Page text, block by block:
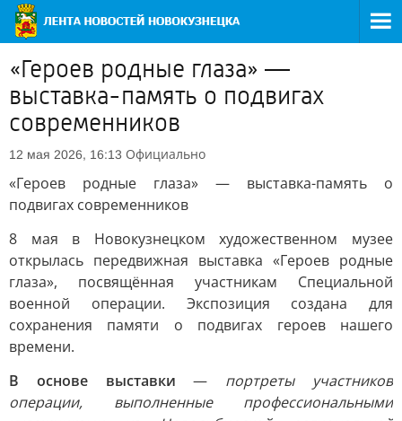
«Героев родные глаза» —
выставка-память о подвигах
современников
12 мая 2026, 16:13 Официально
«Героев родные глаза» — выставка-память о
подвигах современников
8 мая в Новокузнецком художественном музее
открылась передвижная выставка «Героев родные
глаза», посвящённая участникам Специальной
военной операции. Экспозиция создана для
сохранения памяти о подвигах героев нашего
времени.
В основе выставки— портреты участников
операции, выполненные профессиональными